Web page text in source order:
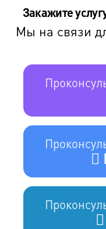
Закажите
Мы на связи